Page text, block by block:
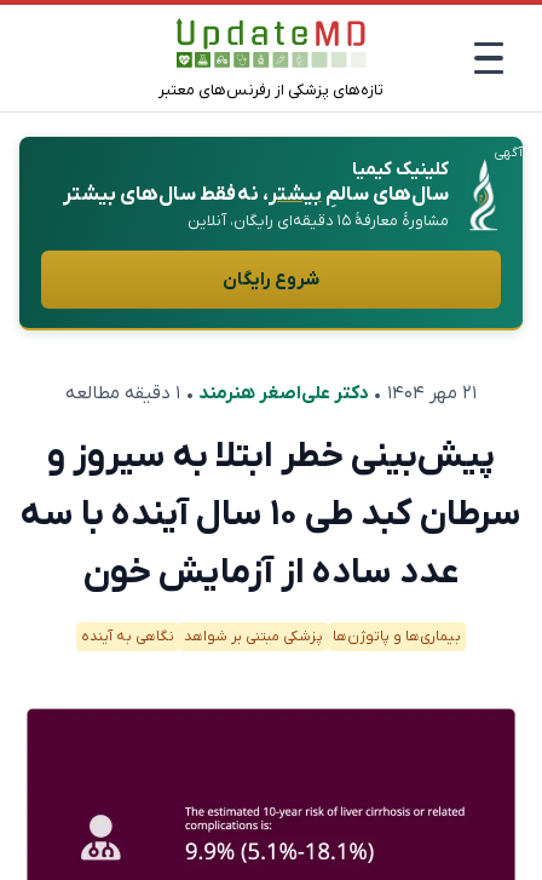
تازه‌های پزشکی از رفرنس‌های معتبر
آگهی
کلینیک کیمیا
سال‌های سالمِبیشتر، نه فقط سال‌های بیشتر
مشاورهٔ معارفهٔ ۱۵ دقیقه‌ای رایگان، آنلاین
شروع رایگان
۲۱ مهر ۱۴۰۴ • دکتر علی‌اصغر هنرمند • ۱ دقیقه مطالعه
پیش‌بینی خطر ابتلا به سیروز و
سرطان کبد طی ۱۰ سال آینده با سه
عدد ساده از آزمایش خون
بیماری‌ها و پاتوژن‌ها پزشکی مبتنی بر شواهد نگاهی به آینده